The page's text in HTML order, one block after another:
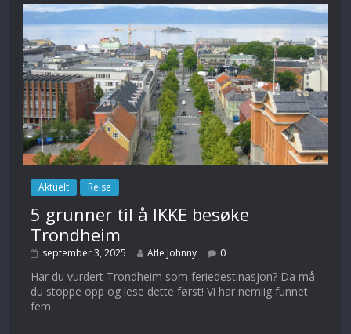
Aktuelt Reise
5 grunner til å IKKE besøke
Trondheim
september 3, 2025 Atle Johnny 0
Har du vurdert Trondheim som feriedestinasjon? Da må
du stoppe opp og lese dette først! Vi har nemlig funnet
fem